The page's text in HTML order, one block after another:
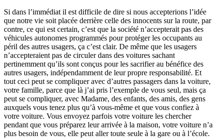
Si dans l’immédiat il est difficile de dire si nous accepterions l’idée
que notre vie soit placée derrière celle des innocents sur la route, par
contre, ce qui est certain, c’est que la société n’accepterait pas des
véhicules autonomes programmés pour protéger les occupants au
péril des autres usagers, ça c’est clair. De même que les usagers
n’accepteraient pas de circuler dans des voitures sachant
pertinemment qu’ils sont conçus pour les sacrifier au bénéfice des
autres usagers, indépendamment de leur propre responsabilité. Et
tout ceci peut se compliquer avec d’autres passagers dans la voiture,
votre famille, parce que là j’ai pris l’exemple de vous seul, mais ça
peut se compliquer, avec Madame, des enfants, des amis, des gens
auxquels vous tenez plus qu’à vous-même et que vous confiez à
votre voiture. Vous envoyez parfois votre voiture les chercher
pendant que vous préparez leur arrivée à la maison, votre voiture n’a
plus besoin de vous, elle peut aller toute seule à la gare ou à l’école.